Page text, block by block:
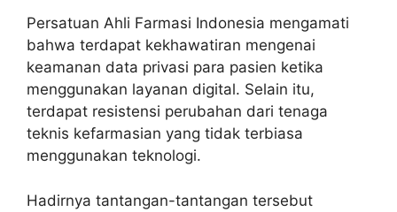
Persatuan Ahli Farmasi Indonesia mengamati
bahwa terdapat kekhawatiran mengenai
keamanan data privasi para pasien ketika
menggunakan layanan digital. Selain itu,
terdapat resistensi perubahan dari tenaga
teknis kefarmasian yang tidak terbiasa
menggunakan teknologi.
Hadirnya tantangan-tantangan tersebut